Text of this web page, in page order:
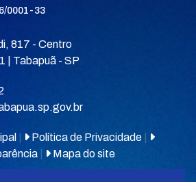
0001-33
817 - Centro
| Tabapuã - SP
Política de Privacidade
Mapa do site